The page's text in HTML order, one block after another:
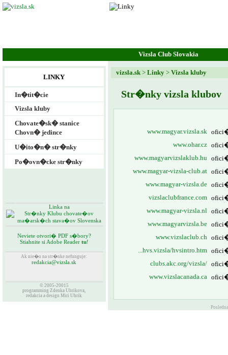
vizsla.sk > Linky > Vizsla kluby
Str�nky vizsla klubov
www.magyar.vizsla.sk
www.ohar.cz
www.magyarvizslaklub.hu
www.magyar-vizsla-club.at
www.magyar-vizsla.de
vizslaclubfrance.com
www.magyar-vizsla.nl
www.magyarvizsla.be
www.vizslaclub.ch
...hvs.vizsla/hvsintro.htm
clubs.akc.org/vizsla/
www.vizslacanada.ca
LINKY
In�tit�cie
Vizsla kluby
Chovate�sk� stanice
Chovn� jedince
U�ito�n� str�nky
Po�ovn�cke str�nky
Linka na
Str�nky Klubu chovate�ov
ma�arsk�ch stava�ov Slovenska
Neviete otvori� PDF s�bory?
Stiahnite si Adobe Reader tu!
Ak nie�o na str�nke nefunguje:
redakcia@vizsla.sk
© 2005-20015
programming Zdenka Uhrikova,
redakcia a design Miri Uhrik
Vizsla Club Slovakia